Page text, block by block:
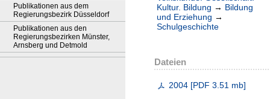
Publikationen aus dem
Regierungsbezirk Düsseldorf
Publikationen aus den
Regierungsbezirken Münster,
Arnsberg und Detmold
Kultur. Bildung → Bildung
und Erziehung →
Schulgeschichte
Dateien
2004 [PDF 3.51 mb]